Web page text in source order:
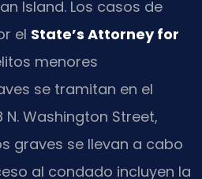
Island. Los casos de
el State’s Attorney for
menores
se tramitan en el
N. Washington Street,
graves se llevan a cabo
al condado incluyen la